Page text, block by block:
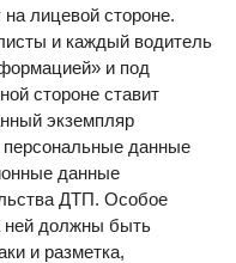
лицевой стороне.
и каждый водитель
и под
стороне ставит
экземпляр
персональные данные
данные
ДТП. Особое
ней должны быть
и разметка,